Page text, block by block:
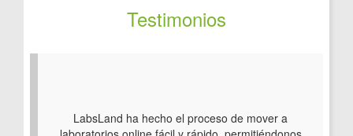
Testimonios
LabsLand ha hecho el proceso de mover a